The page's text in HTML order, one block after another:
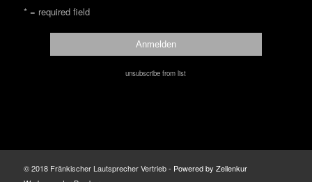
* = required field
unsubscribe from list
© 2018 Fränkischer Lautsprecher Vertrieb - Powered by Zellenkur